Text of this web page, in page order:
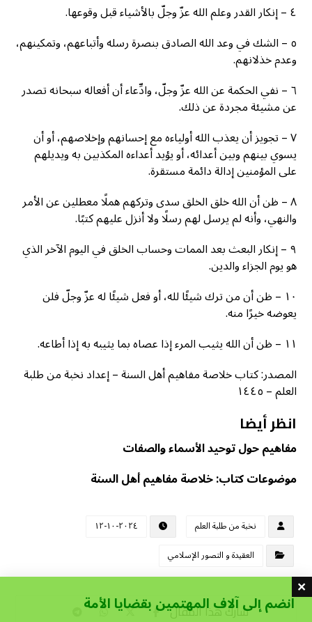
٤ – إنكار القدر وعلم الله عزّ وجلّ بالأشياء قبل وقوعها.
٥ – الشك في وعد الله الصادق بنصرة رسله وأتباعهم، وتمكينهم،
وعدم خذلانهم.
٦ – نفي الحكمة عن الله عزّ وجلّ، وادِّعاء أن أفعاله سبحانه تصدر
عن مشيئة مجردة عن ذلك.
٧ – تجويز أن يعذب الله أولياءه مع إحسانهم وإخلاصهم، أو أن
يسوي بينهم وبين أعدائه، أو يؤيد أعداءه المكذبين به ويديلهم
على المؤمنين إدالة دائمة مستقرة.
٨ – ظن أن الله خلق الخلق سدى وتركهم هملًا معطلين عن الأمر
والنهي، وأنه لم يرسل لهم رسلًا ولا أنزل عليهم كتبًا.
٩ – إنكار البعث بعد الممات وحساب الخلق في اليوم الآخر الذي
هو يوم الجزاء والدين.
١٠ – ظن أن من ترك شيئًا لله، أو فعل شيئًا له عزّ وجلّ فلن
يعوضه خيرًا منه.
١١ – ظن أن الله يثيب المرء إذا عصاه بما يثيبه به إذا أطاعه.
المصدر: كتاب خلاصة مفاهيم أهل السنة – إعداد نخبة من طلبة
العلم – ١٤٤٥
انظر أيضا
مفاهيم حول توحيد الأسماء والصفات
موضوعات كتاب: خلاصة مفاهيم أهل السنة
نخبة من طلبة العلم
٢٠٢٤-١٠-١٢
العقيدة و التصور الإسلامي
انضم إلى آلاف المهتمين بقضايا الأمة